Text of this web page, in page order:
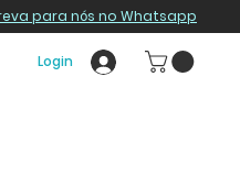
para nós no Whatsapp
Login